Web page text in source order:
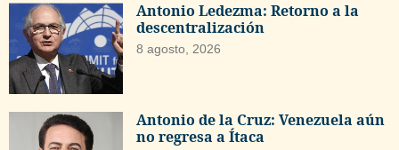
Antonio Ledezma: Retorno a la
descentralización
8 agosto, 2026
Antonio de la Cruz: Venezuela aún
no regresa a Ítaca